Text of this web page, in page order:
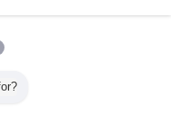
Key 1 PC Install + Secure